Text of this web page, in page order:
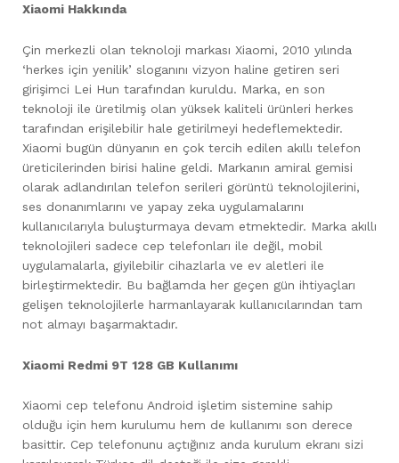
Xiaomi Hakkında
Çin merkezli olan teknoloji markası Xiaomi, 2010 yılında
‘herkes için yenilik’ sloganını vizyon haline getiren seri
girişimci Lei Hun tarafından kuruldu. Marka, en son
teknoloji ile üretilmiş olan yüksek kaliteli ürünleri herkes
tarafından erişilebilir hale getirilmeyi hedeflemektedir.
Xiaomi bugün dünyanın en çok tercih edilen akıllı telefon
üreticilerinden birisi haline geldi. Markanın amiral gemisi
olarak adlandırılan telefon serileri görüntü teknolojilerini,
ses donanımlarını ve yapay zeka uygulamalarını
kullanıcılarıyla buluşturmaya devam etmektedir. Marka akıllı
teknolojileri sadece cep telefonları ile değil, mobil
uygulamalarla, giyilebilir cihazlarla ve ev aletleri ile
birleştirmektedir. Bu bağlamda her geçen gün ihtiyaçları
gelişen teknolojilerle harmanlayarak kullanıcılarından tam
not almayı başarmaktadır.
Xiaomi Redmi 9T 128 GB Kullanımı
Xiaomi cep telefonu Android işletim sistemine sahip
olduğu için hem kurulumu hem de kullanımı son derece
basittir. Cep telefonunu açtığınız anda kurulum ekranı sizi